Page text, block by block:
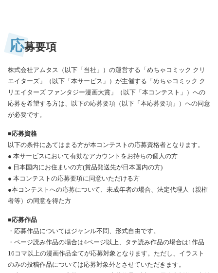
応募要項
株式会社アムタス（以下「当社」）の運営する「めちゃコミック クリ
エイターズ」（以下「本サービス」）が主催する「めちゃコミック ク
リエイターズ ファンタジー漫画大賞」（以下「本コンテスト」）への
応募を希望する方は、以下の応募要項（以下「本応募要項」）への同意
が必要です。
■応募資格
以下の条件にあてはまる方が本コンテストの応募資格者となります。
● 本サービスにおいて有効なアカウントをお持ちの個人の方
● 日本国内にお住まいの方(賞品発送先が日本国内の方)
● 本コンテストの応募要項に同意いただける方
●本コンテストへの応募について、未成年者の場合、法定代理人（親権
者等）の同意を得た方
■応募作品
・応募作品についてはジャンル不問、形式自由です。
・ページ読み作品の場合は4ページ以上、タテ読み作品の場合は1作品
16コマ以上の漫画作品全てが応募対象となります。ただし、イラスト
のみの投稿作品については応募対象外とさせていただきます。